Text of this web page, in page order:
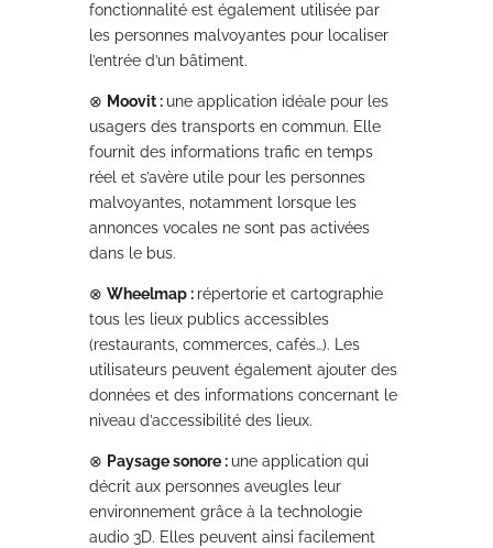
fonctionnalité est également utilisée par
les personnes malvoyantes pour localiser
l’entrée d’un bâtiment.
⊗ Moovit : une application idéale pour les
usagers des transports en commun. Elle
fournit des informations trafic en temps
réel et s’avère utile pour les personnes
malvoyantes, notamment lorsque les
annonces vocales ne sont pas activées
dans le bus.
⊗ Wheelmap : répertorie et cartographie
tous les lieux publics accessibles
(restaurants, commerces, cafés…). Les
utilisateurs peuvent également ajouter des
données et des informations concernant le
niveau d’accessibilité des lieux.
⊗ Paysage sonore : une application qui
décrit aux personnes aveugles leur
environnement grâce à la technologie
audio 3D. Elles peuvent ainsi facilement